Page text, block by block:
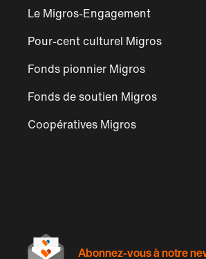
Le Migros-Engagement
Pour-cent culturel Migros
Fonds pionnier Migros
Fonds de soutien Migros
Coopératives Migros
Abonnez-vous à notre